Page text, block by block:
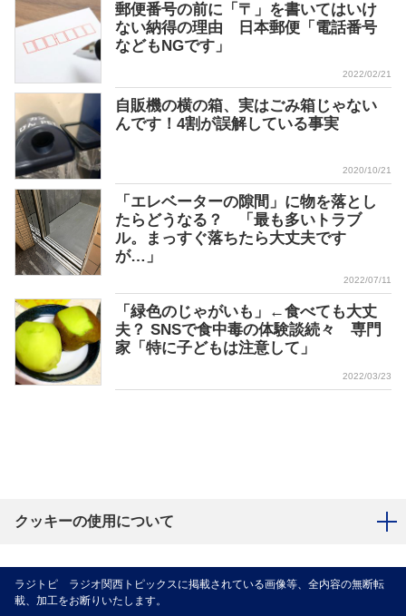
郵便番号の前に「〒」を書いてはいけ
ない納得の理由 日本郵便「電話番号
などもNGです」
2022/02/21
自販機の横の箱、実はごみ箱じゃない
んです！4割が誤解している事実
2020/10/21
「エレベーターの隙間」に物を落とし
たらどうなる？ 「最も多いトラブ
ル。まっすぐ落ちたら大丈夫です
が…」
2022/07/11
「緑色のじゃがいも」←食べても大丈
夫？ SNSで食中毒の体験談続々 専門
家「特に子どもは注意して」
2022/03/23
クッキーの使用について
ラジトピ ラジオ関西トピックスに掲載されている画像等、全内容の無断転
載、加工をお断りいたします。